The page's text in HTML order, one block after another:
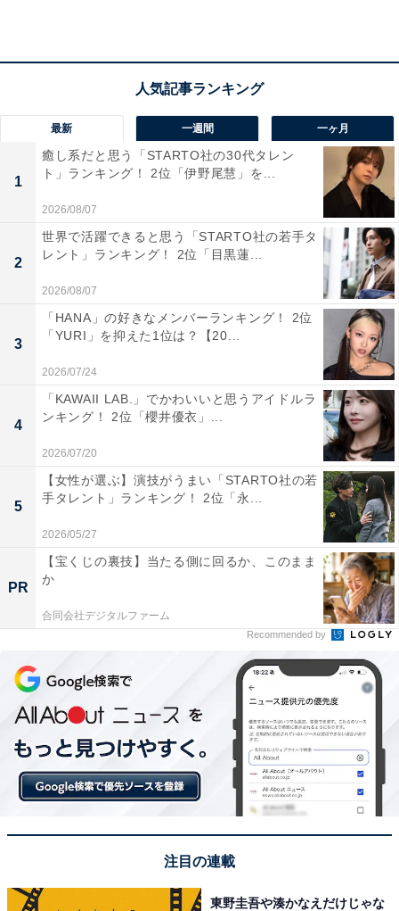
1位：ビーナスライン（美ヶ原高原～霧ヶ峰～白樺
湖）／89票
圧倒的な1位に輝いたのは、日本屈指の山岳ドライブコ
ース「ビーナスライン」でした。冬期は一部通行止め区
間があるものの、霧ヶ峰周辺などで見られる一面の雪原
と青空の対比は、言葉を失うほどの美しさです。運が良
ければ、木々が真っ白に凍りつく「樹氷」や、ダイヤモ
ンドダストのように輝く雪景色に出会えることも。標高
約2000メートルの高地から見渡す、真っ白に染まったア
ルプスの山々のパノラマは、冬の長野ドライブの醍醐味
といえます。
回答者からは「異世界に来たような非日常的な景色を味
わえるため」（30代女性／愛知県）、「ビーナスライン
は、標高1,400m以上の高原地帯を走る全長約76kmの山
岳道路。視界を遮るものが少なく、走りながら八ヶ岳連
峰・北アルプス・中央アルプス・南アルプス、さらには
山々の雪景色が広がる絶景ルートです。道が開けていて
最新 一週間 一ヶ月
1
癒し系だと思う「STARTO社の30代タレン
ト」ランキング！ 2位「伊野尾慧」を...
2026/08/07
2
世界で活躍できると思う「STARTO社の若手タ
レント」ランキング！ 2位「目黒蓮...
2026/08/07
3
「HANA」の好きなメンバーランキング！ 2位
「YURI」を抑えた1位は？【20...
2026/07/24
4
「KAWAII LAB.」でかわいいと思うアイドルラ
ンキング！ 2位「櫻井優衣」...
2026/07/20
5
【女性が選ぶ】演技がうまい「STARTO社の若
手タレント」ランキング！ 2位「永...
2026/05/27
PR
【宝くじの裏技】当たる側に回るか、このまま
か
合同会社デジタルファーム
Recommended by
注目の連載
東野圭吾や湊かなえだけじゃな